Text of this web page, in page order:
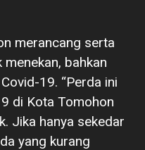
merancang serta
bahkan
19. “Perda ini
di Kota Tomohon
Jika hanya sekedar
yang kurang